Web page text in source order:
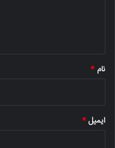
نام *
ایمیل*